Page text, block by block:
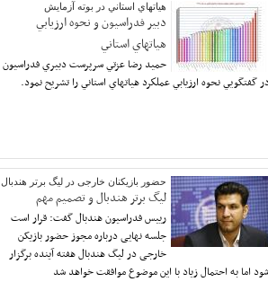
هياتهاي استاني در بوته آزمايش
دبير فدراسيون و نحوه ارزيابي
هياتهاي استاني
حميد رضا عزتي سرپرست دبيري فدراسيون
گفتگويي نحوه ارزيابي عملكرد هياتهاي استاني را تشريح نمود.
حضور بازیکنان خارجی در لیگ برتر هندبال
لیگ برتر هندبال و تصمیم مهم
رییس فدراسیون هندبال گفت: قرار است
جلسه نهایی درباره مجوز حضور بازیکن
خارجی در لیگ هندبال هفته آینده برگزار
اما به احتمال زیاد با این موضوع موافقت خواهد شد